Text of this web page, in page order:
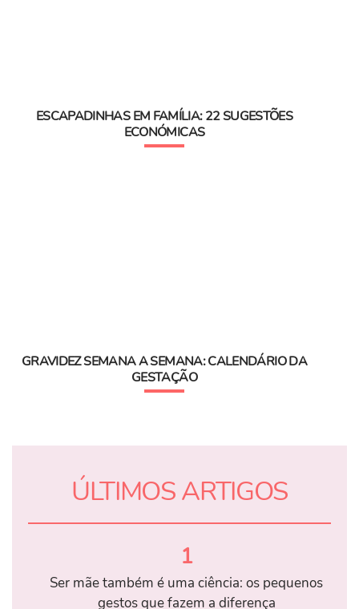
ESCAPADINHAS EM FAMÍLIA: 22 SUGESTÕES
ECONÓMICAS
GRAVIDEZ SEMANA A SEMANA: CALENDÁRIO DA
GESTAÇÃO
ÚLTIMOS ARTIGOS
1
Ser mãe também é uma ciência: os pequenos
gestos que fazem a diferença